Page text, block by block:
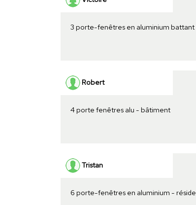
3 porte-fenêtres en aluminium
Robert
4 porte fenêtres alu - bâtiment
Tristan
6 porte-fenêtres en aluminium -